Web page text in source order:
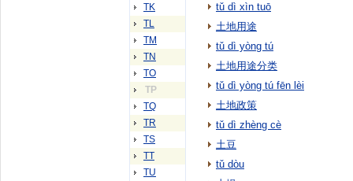
TK
TL
TM
TN
TO
TP
TQ
TR
TS
TT
TU
tǔ dì xìn tuō
土地用途
tǔ dì yòng tú
土地用途分类
tǔ dì yòng tú fēn lèi
土地政策
tǔ dì zhèng cè
土豆
tǔ dòu